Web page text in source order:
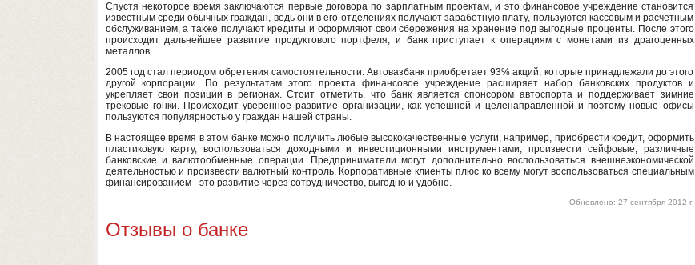
Спустя некоторое время заключаются первые договора по зарплатным проектам, и это финансовое учреждение становится
известным среди обычных граждан, ведь они в его отделениях получают заработную плату, пользуются кассовым и расчётным
обслуживанием, а также получают кредиты и оформляют свои сбережения на хранение под выгодные проценты. После этого
происходит дальнейшее развитие продуктового портфеля, и банк приступает к операциям с монетами из драгоценных
металлов.
2005 год стал периодом обретения самостоятельности. Автовазбанк приобретает 93% акций, которые принадлежали до этого
другой корпорации. По результатам этого проекта финансовое учреждение расширяет набор банковских продуктов и
укрепляет свои позиции в регионах. Стоит отметить, что банк является спонсором автоспорта и поддерживает зимние
трековые гонки. Происходит уверенное развитие организации, как успешной и целенаправленной и поэтому новые офисы
пользуются популярностью у граждан нашей страны.
В настоящее время в этом банке можно получить любые высококачественные услуги, например, приобрести кредит, оформить
пластиковую карту, воспользоваться доходными и инвестиционными инструментами, произвести сейфовые, различные
банковские и валютообменные операции. Предприниматели могут дополнительно воспользоваться внешнеэкономической
деятельностью и произвести валютный контроль. Корпоративные клиенты плюс ко всему могут воспользоваться специальным
финансированием - это развитие через сотрудничество, выгодно и удобно.
Обновлено: 27 сентября 2012 г.
Отзывы о банке